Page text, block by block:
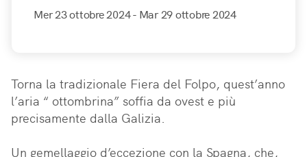
Mer 23 ottobre 2024- Mar 29 ottobre 2024
Torna la tradizionale Fiera del Folpo, quest’anno
l’aria “ ottombrina” soffia da ovest e più
precisamente dalla Galizia.
Un gemellaggio d’eccezione con la Spagna, che,